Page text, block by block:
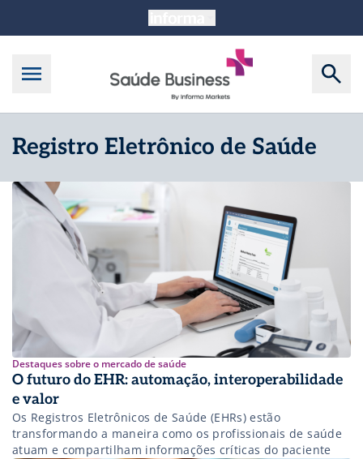
Registro Eletrônico de Saúde
Destaques sobre o mercado de saúde
O futuro do EHR: automação, interoperabilidade
e valor
Os Registros Eletrônicos de Saúde (EHRs) estão
transformando a maneira como os profissionais de saúde
atuam e compartilham informações críticas do paciente